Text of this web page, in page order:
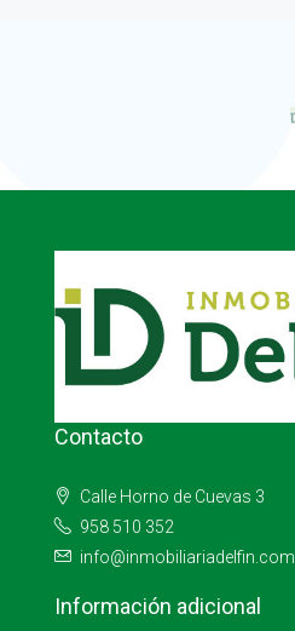
Contacto
Calle Horno de Cuevas 3
958 510 352
info@inmobiliariadelfin.com
Información adicional